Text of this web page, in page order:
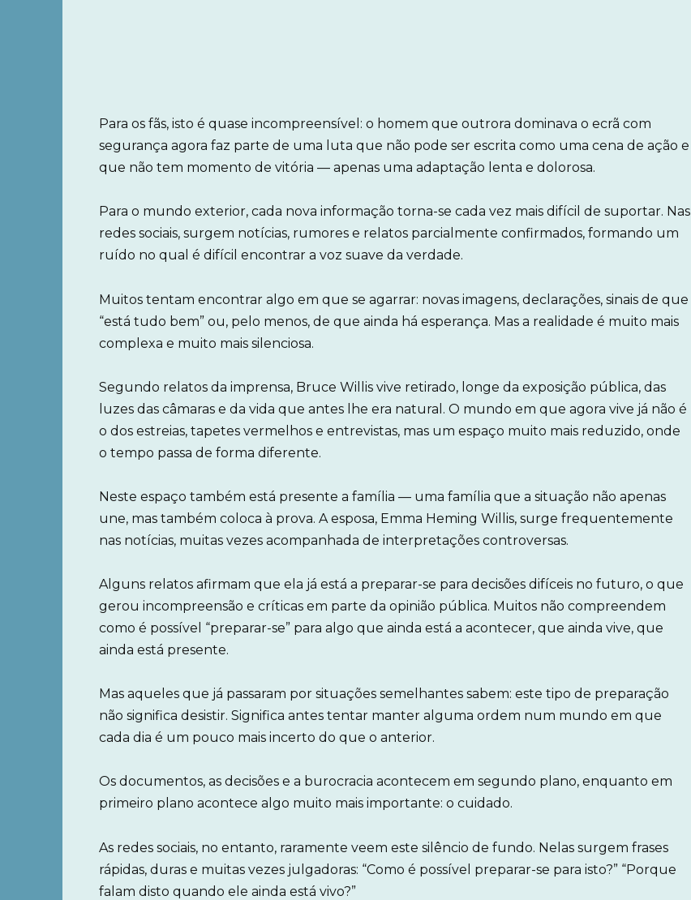
Para os fãs, isto é quase incompreensível: o homem que outrora dominava o ecrã com
segurança agora faz parte de uma luta que não pode ser escrita como uma cena de ação e
que não tem momento de vitória — apenas uma adaptação lenta e dolorosa.
Para o mundo exterior, cada nova informação torna-se cada vez mais difícil de suportar. Nas
redes sociais, surgem notícias, rumores e relatos parcialmente confirmados, formando um
ruído no qual é difícil encontrar a voz suave da verdade.
Muitos tentam encontrar algo em que se agarrar: novas imagens, declarações, sinais de que
“está tudo bem” ou, pelo menos, de que ainda há esperança. Mas a realidade é muito mais
complexa e muito mais silenciosa.
Segundo relatos da imprensa, Bruce Willis vive retirado, longe da exposição pública, das
luzes das câmaras e da vida que antes lhe era natural. O mundo em que agora vive já não é
o dos estreias, tapetes vermelhos e entrevistas, mas um espaço muito mais reduzido, onde
o tempo passa de forma diferente.
Neste espaço também está presente a família — uma família que a situação não apenas
une, mas também coloca à prova. A esposa, Emma Heming Willis, surge frequentemente
nas notícias, muitas vezes acompanhada de interpretações controversas.
Alguns relatos afirmam que ela já está a preparar-se para decisões difíceis no futuro, o que
gerou incompreensão e críticas em parte da opinião pública. Muitos não compreendem
como é possível “preparar-se” para algo que ainda está a acontecer, que ainda vive, que
ainda está presente.
Mas aqueles que já passaram por situações semelhantes sabem: este tipo de preparação
não significa desistir. Significa antes tentar manter alguma ordem num mundo em que
cada dia é um pouco mais incerto do que o anterior.
Os documentos, as decisões e a burocracia acontecem em segundo plano, enquanto em
primeiro plano acontece algo muito mais importante: o cuidado.
As redes sociais, no entanto, raramente veem este silêncio de fundo. Nelas surgem frases
rápidas, duras e muitas vezes julgadoras: “Como é possível preparar-se para isto?” “Porque
falam disto quando ele ainda está vivo?”